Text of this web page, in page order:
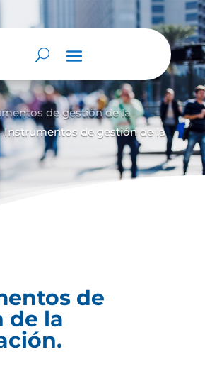
de gestión de la
Instrumentos de gestión de la
de
de la